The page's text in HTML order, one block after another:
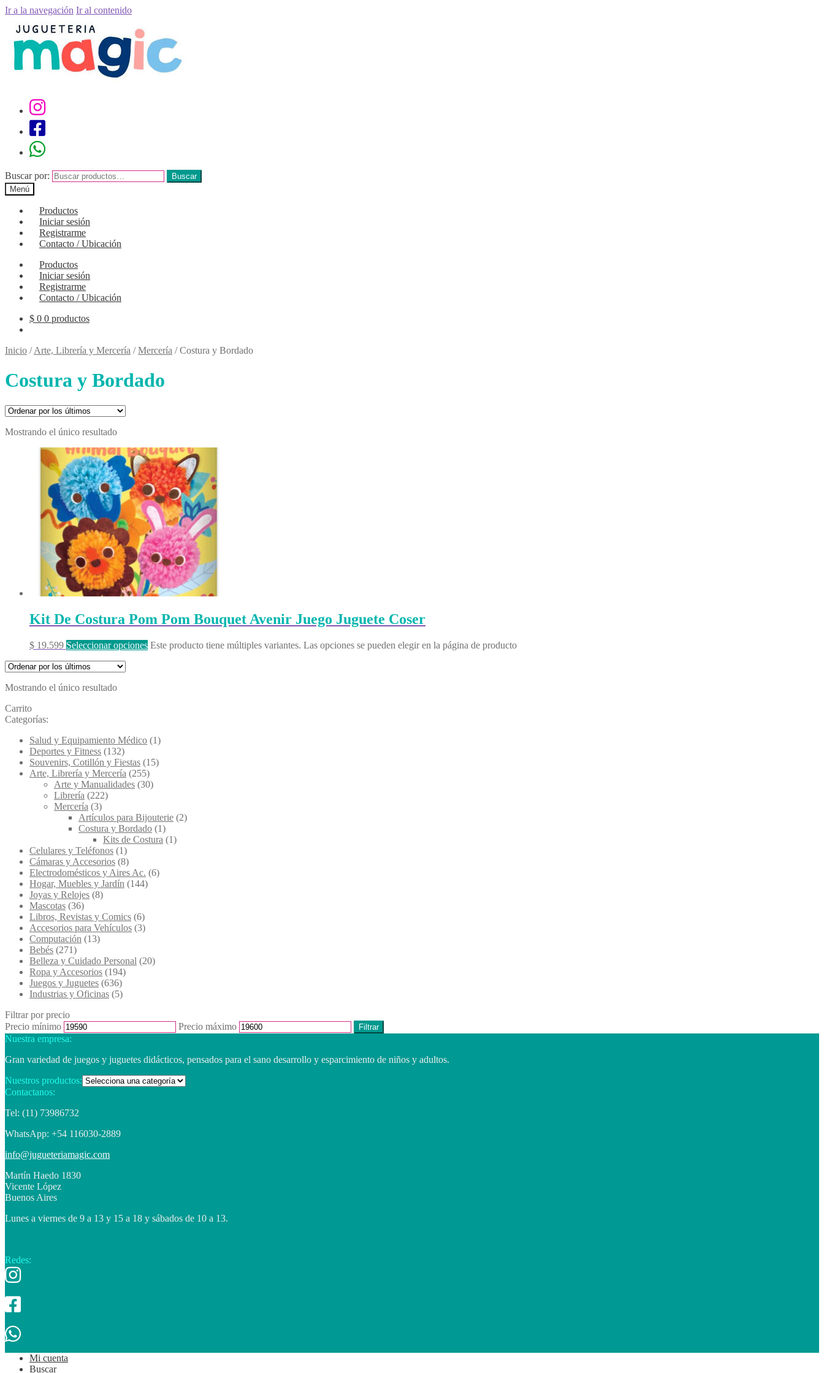
Ir a la navegación Ir al contenido
Buscar por:
Buscar
Menú
Productos
Iniciar sesión
Registrarme
Contacto / Ubicación
Productos
Iniciar sesión
Registrarme
Contacto / Ubicación
$ 0 0 productos
Inicio /Arte, Librería y Mercería /Mercería /Costura y Bordado
Costura y Bordado
Mostrando el único resultado
Kit De Costura Pom Pom Bouquet Avenir Juego Juguete Coser
$ 19.599 Seleccionar opciones Este producto tiene múltiples variantes. Las opciones se pueden elegir en la página de producto
Mostrando el único resultado
Carrito
Categorías:
Salud y Equipamiento Médico (1)
Deportes y Fitness (132)
Souvenirs, Cotillón y Fiestas (15)
Arte, Librería y Mercería (255)
Arte y Manualidades (30)
Librería (222)
Mercería (3)
Artículos para Bijouterie (2)
Costura y Bordado (1)
Kits de Costura (1)
Celulares y Teléfonos (1)
Cámaras y Accesorios (8)
Electrodomésticos y Aires Ac. (6)
Hogar, Muebles y Jardín (144)
Joyas y Relojes (8)
Mascotas (36)
Libros, Revistas y Comics (6)
Accesorios para Vehículos (3)
Computación (13)
Bebés (271)
Belleza y Cuidado Personal (20)
Ropa y Accesorios (194)
Juegos y Juguetes (636)
Industrias y Oficinas (5)
Filtrar por precio
Precio mínimo
Precio máximo Filtrar
Nuestra empresa:
Gran variedad de juegos y juguetes didácticos, pensados para el sano desarrollo y esparcimiento de niños y adultos.
Nuestros productos:
Contactanos:
Tel: (11) 73986732
WhatsApp: +54 116030-2889
info@jugueteriamagic.com
Martín Haedo 1830
Vicente López
Buenos Aires
Lunes a viernes de 9 a 13 y 15 a 18 y sábados de 10 a 13.
Redes:
Mi cuenta
Buscar